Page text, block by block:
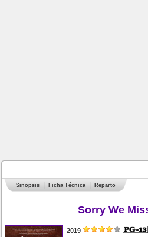
Sinopsis Ficha Técnica Reparto
Sorry We
2019